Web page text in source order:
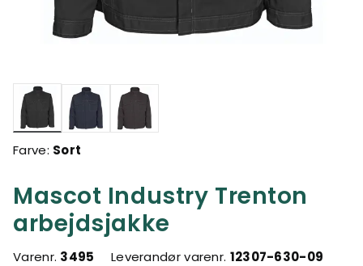
Mascot Industry Trenton
arbejdsjakke
Varenr. 3495 Leverandør varenr. 12307-630-09
valgte
Farve: Sort